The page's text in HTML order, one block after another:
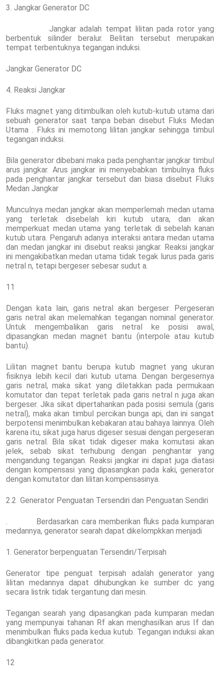
3. Jangkar Generator DC
Jangkar adalah tempat lilitan pada rotor yang
berbentuk silinder beralur. Belitan tersebut merupakan
tempat terbentuknya tegangan induksi.
Jangkar Generator DC
4. Reaksi Jangkar
Fluks magnet yang ditimbulkan oleh kutub-kutub utama dari
sebuah generator saat tanpa beban disebut Fluks Medan
Utama . Fluks ini memotong lilitan jangkar sehingga timbul
tegangan induksi.
Bila generator dibebani maka pada penghantar jangkar timbul
arus jangkar. Arus jangkar ini menyebabkan timbulnya fluks
pada penghantar jangkar tersebut dan biasa disebut FIuks
Medan Jangkar
Munculnya medan jangkar akan memperlemah medan utama
yang terletak disebelah kiri kutub utara, dan akan
memperkuat medan utama yang terletak di sebelah kanan
kutub utara. Pengaruh adanya interaksi antara medan utama
dan medan jangkar ini disebut reaksi jangkar. Reaksi jangkar
ini mengakibatkan medan utama tidak tegak lurus pada garis
netral n, tetapi bergeser sebesar sudut a.
11
Dengan kata lain, garis netral akan bergeser. Pergeseran
garis netral akan melemahkan tegangan nominal generator.
Untuk mengembalikan garis netral ke posisi awal,
dipasangkan medan magnet bantu (interpole atau kutub
bantu).
Lilitan magnet bantu berupa kutub magnet yang ukuran
fisiknya lebih kecil dari kutub utama. Dengan bergesernya
garis netral, maka sikat yang diletakkan pada permukaan
komutator dan tepat terletak pada garis netral n juga akan
bergeser. Jika sikat dipertahankan pada posisi semula (garis
netral), maka akan timbul percikan bunga api, dan ini sangat
berpotensi menimbulkan kebakaran atau bahaya lainnya. Oleh
karena itu, sikat juga harus digeser sesuai dengan pergeseran
garis netral. Bila sikat tidak digeser maka komutasi akan
jelek, sebab sikat terhubung dengan penghantar yang
mengandung tegangan. Reaksi jangkar ini dapat juga diatasi
dengan kompensasi yang dipasangkan pada kaki, generator
dengan komutator dan lilitan kompensasinya.
2.2 Generator Penguatan Tersendiri dan Penguatan Sendiri
. Berdasarkan cara memberikan fluks pada kumparan
medannya, generator searah dapat dikelompkkan menjadi
1. Generator berpenguatan Tersendiri/Terpisah
Generator tipe penguat terpisah adalah generator yang
lilitan medannya dapat dihubungkan ke sumber dc yang
secara listrik tidak tergantung dari mesin.
Tegangan searah yang dipasangkan pada kumparan medan
yang mempunyai tahanan Rf akan menghasilkan arus If dan
menimbulkan fluks pada kedua kutub. Tegangan induksi akan
dibangkitkan pada generator.
12